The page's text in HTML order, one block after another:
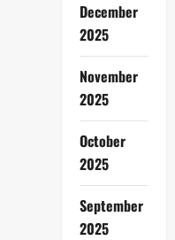
December
2025
November
2025
October
2025
September
2025